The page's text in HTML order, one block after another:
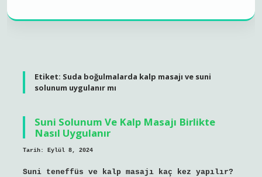
Etiket: Suda boğulmalarda kalp masajı ve suni
solunum uygulanır mı
Suni Solunum Ve Kalp Masajı Birlikte
Nasıl Uygulanır
Tarih: Eylül 8, 2024
Suni teneffüs ve kalp masajı kaç kez yapılır?